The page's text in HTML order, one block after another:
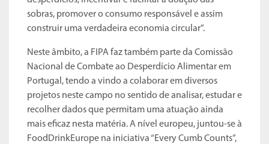
sobras, promover o consumo responsável e assim
construir uma verdadeira economia circular”.
Neste âmbito, a FIPA faz também parte da Comissão
Nacional de Combate ao Desperdício Alimentar em
Portugal, tendo a vindo a colaborar em diversos
projetos neste campo no sentido de analisar, estudar e
recolher dados que permitam uma atuação ainda
mais eficaz nesta matéria. A nível europeu, juntou-se à
FoodDrinkEurope na iniciativa “Every Cumb Counts”,